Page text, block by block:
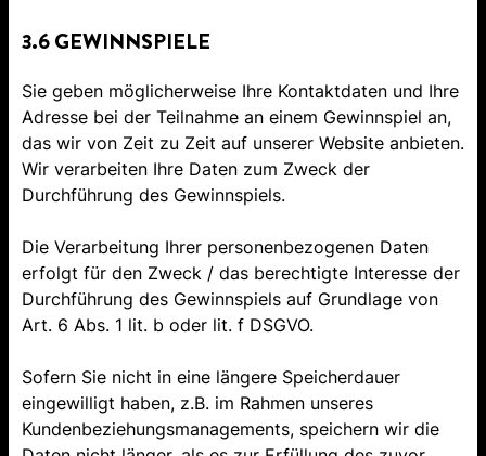
3.6 GEWINNSPIELE
Sie geben möglicherweise Ihre Kontaktdaten und Ihre
Adresse bei der Teilnahme an einem Gewinnspiel an,
das wir von Zeit zu Zeit auf unserer Website anbieten.
Wir verarbeiten Ihre Daten zum Zweck der
Durchführung des Gewinnspiels.
Die Verarbeitung Ihrer personenbezogenen Daten
erfolgt für den Zweck / das berechtigte Interesse der
Durchführung des Gewinnspiels auf Grundlage von
Art. 6 Abs. 1 lit. b oder lit. f DSGVO.
Sofern Sie nicht in eine längere Speicherdauer
eingewilligt haben, z.B. im Rahmen unseres
Kundenbeziehungsmanagements, speichern wir die